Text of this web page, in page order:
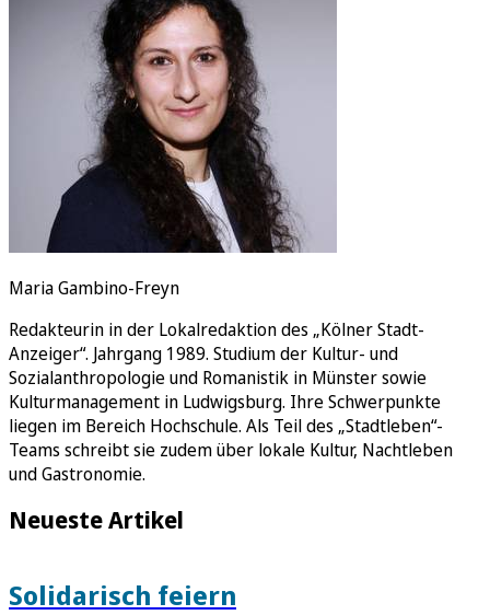
Maria Gambino-Freyn
Redakteurin in der Lokalredaktion des „Kölner Stadt-
Anzeiger“. Jahrgang 1989. Studium der Kultur- und
Sozialanthropologie und Romanistik in Münster sowie
Kulturmanagement in Ludwigsburg. Ihre Schwerpunkte
liegen im Bereich Hochschule. Als Teil des „Stadtleben“-
Teams schreibt sie zudem über lokale Kultur, Nachtleben
und Gastronomie.
Neueste Artikel
Solidarisch feiern